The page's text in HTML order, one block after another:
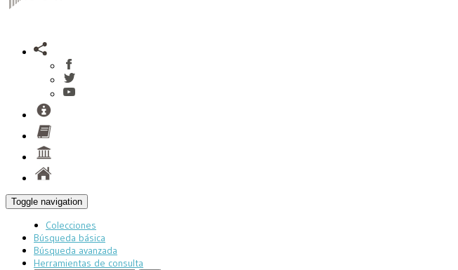
Toggle navigation
Colecciones
Búsqueda básica
Búsqueda avanzada
Herramientas de consulta